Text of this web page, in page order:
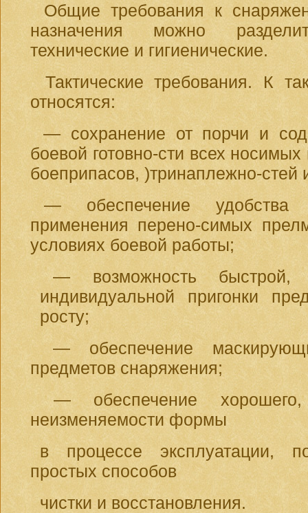
Общие требования к
назначения можно
технические и гигиенические.
Тактические требования. К
относятся:
— сохранение от порчи и
боевой готовно-сти всех
боеприпасов, )тринаплежно-стей
— обеспечение удобства
применения перено-симых
условиях боевой работы;
— возможность
индивидуальной пригонки
росту;
— обеспечение
предметов снаряжения;
— обеспечение
неизменяемости формы
в процессе эксплуатации,
простых способов
чистки и восстановления.